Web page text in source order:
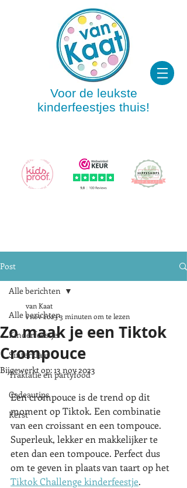
Voor de leukste
kinderfeestjes thuis!
Post
Alle berichten
Kinderfeestje
Sinterklaas
Traktatie en partyfood
Cadeautips
Kerst
Alle berichten
Zo maak je een Tiktok
Crompouce
van Kaat
1 nov 20233 minuten om te lezen
Bijgewerkt op:13 nov 2023
Een crompouce is de trend op dit
moment op Tiktok. Een combinatie
van een croissant en een tompouce.
Superleuk, lekker en makkelijker te
eten dan een tompouce. Perfect dus
om te geven in plaats van taart op het
Tiktok Challenge kinderfeestje.